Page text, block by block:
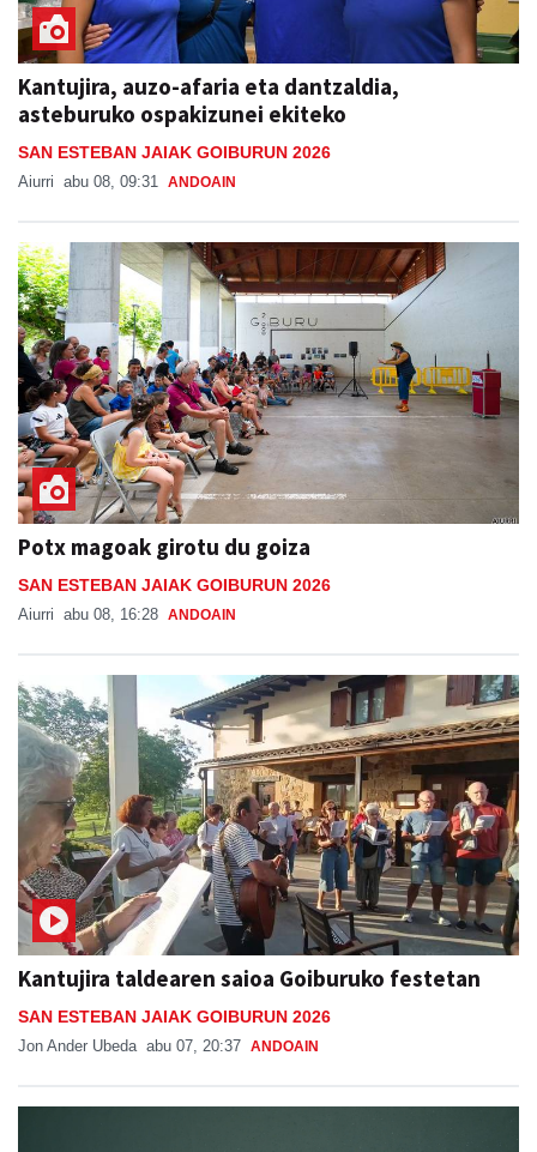
Kantujira, auzo-afaria eta dantzaldia,
asteburuko ospakizunei ekiteko
SAN ESTEBAN JAIAK GOIBURUN 2026
Aiurri abu 08, 09:31 ANDOAIN
Potx magoak girotu du goiza
SAN ESTEBAN JAIAK GOIBURUN 2026
Aiurri abu 08, 16:28 ANDOAIN
Kantujira taldearen saioa Goiburuko festetan
SAN ESTEBAN JAIAK GOIBURUN 2026
Jon Ander Ubeda abu 07, 20:37 ANDOAIN